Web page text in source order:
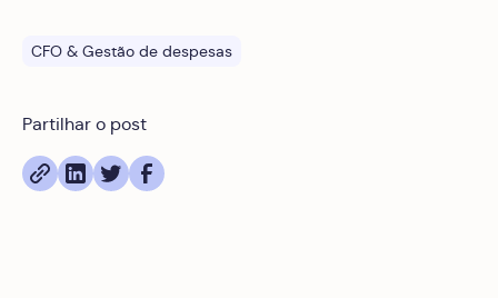
Partilhar o post
CFO & Gestão de despesas